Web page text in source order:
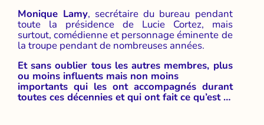
Monique Lamy, secrétaire du bureau pendant
toute la présidence de Lucie Cortez, mais
surtout, comédienne et personnage éminente de
la troupe pendant de nombreuses années.
Et sans oublier tous les autres membres, plus
ou moins influents mais non moins
importants qui les ont accompagnés durant
toutes ces décennies et qui ont fait ce qu’est …